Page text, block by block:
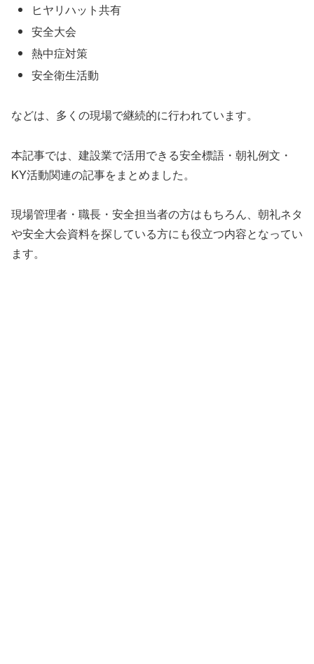
ヒヤリハット共有
安全大会
熱中症対策
安全衛生活動
などは、多くの現場で継続的に行われています。
本記事では、建設業で活用できる安全標語・朝礼例文・
KY活動関連の記事をまとめました。
現場管理者・職長・安全担当者の方はもちろん、朝礼ネタ
や安全大会資料を探している方にも役立つ内容となってい
ます。